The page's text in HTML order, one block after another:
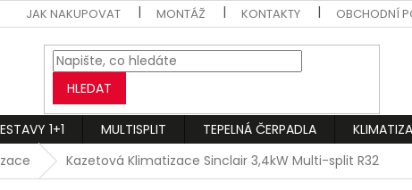
JAK NAKUPOVAT MONTÁŽ KONTAKTY OBCHODNÍ
HLEDAT
1+1 MULTISPLIT TEPELNÁ ČERPADLA
Kazetová Klimatizace Sinclair 3,4kW Multi-split R32